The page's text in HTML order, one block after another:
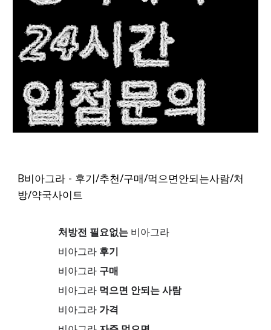
B비아그라 - 후기/추천/구매/먹으면안되는사람/처
방/약국사이트
처방전 필요없는 비아그라
비아그라 후기
비아그라 구매
비아그라 먹으면 안되는 사람
비아그라 가격